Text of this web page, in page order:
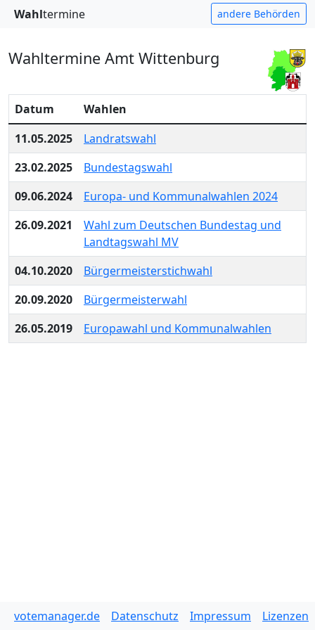
Wahltermine andere Behörden
Wahltermine Amt Wittenburg
Datum
Wahlen
11.05.2025
Landratswahl
23.02.2025
Bundestagswahl
09.06.2024
Europa- und Kommunalwahlen 2024
26.09.2021
Wahl zum Deutschen Bundestag und
Landtagswahl MV
04.10.2020
Bürgermeisterstichwahl
20.09.2020
Bürgermeisterwahl
26.05.2019
Europawahl und Kommunalwahlen
votemanager.de Datenschutz Impressum Lizenzen